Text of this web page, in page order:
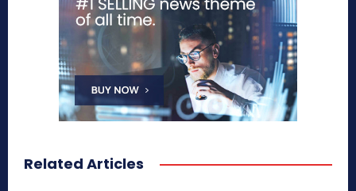
Related Articles